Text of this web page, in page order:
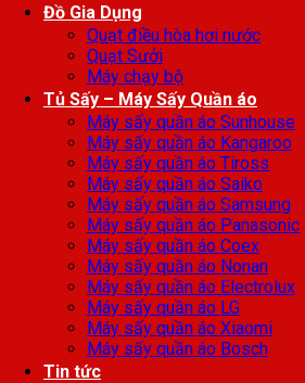
Đồ Gia Dụng
Quạt điều hòa hơi nước
Quạt Sưởi
Máy chạy bộ
Tủ Sấy – Máy Sấy Quần áo
Máy sấy quần áo Sunhouse
Máy sấy quần áo Kangaroo
Máy sấy quần áo Tiross
Máy sấy quần áo Saiko
Máy sấy quần áo Samsung
Máy sấy quần áo Panasonic
Máy sấy quần áo Coex
Máy sấy quần áo Nonan
Máy sấy quần áo Electrolux
Máy sấy quần áo LG
Máy sấy quần áo Xiaomi
Máy sấy quần áo Bosch
Tin tức